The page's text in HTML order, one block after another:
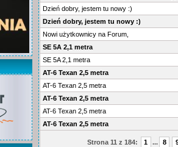
Dzień dobry, jestem tu nowy :)
Dzień dobry, jestem tu nowy :)
Nowi użytkownicy na Forum,
SE 5A 2,1 metra
SE 5A 2,1 metra
AT-6 Texan 2,5 metra
AT-6 Texan 2,5 metra
AT-6 Texan 2,5 metra
AT-6 Texan 2,5 metra
AT-6 Texan 2,5 metra
Strona 11 z 184: 1 ... 8